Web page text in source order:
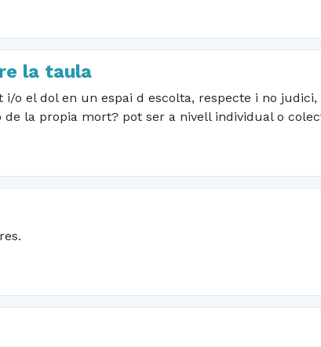
la taula
o el dol en un espai d escolta, respecte i no
la propia mort? pot ser a nivell individual o